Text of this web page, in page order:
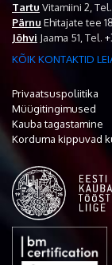
Tartu Vitamiini 2, Tel.
Pärnu Ehitajate tee
Jõhvi Jaama 51, Tel.
KÕIK KONTAKTID
Privaatsuspoliitika
Müügitingimused
Kauba tagastamine
Korduma kippuvad